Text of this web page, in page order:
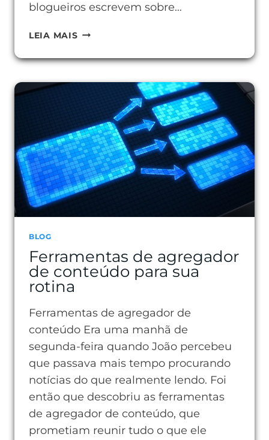
blogueiros escrevem sobre…
LEIA MAISCOMO
AUTORIDADE
DOMÍNIO
BLOG
Ferramentas de agregador
de conteúdo para sua
rotina
Ferramentas de agregador de
conteúdo Era uma manhã de
segunda-feira quando João percebeu
que passava mais tempo procurando
notícias do que realmente lendo. Foi
então que descobriu as ferramentas
de agregador de conteúdo, que
prometiam reunir tudo o que ele